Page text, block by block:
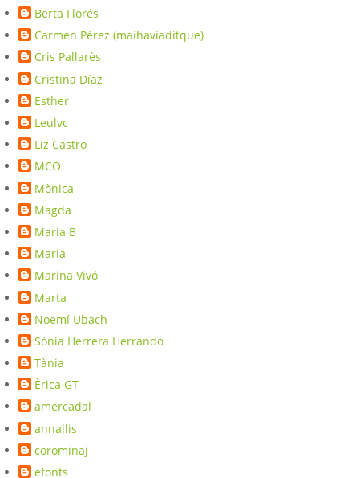
Berta Florés
Carmen Pérez (maihaviaditque)
Cris Pallarès
Cristina Díaz
Esther
Leulvc
Liz Castro
MCO
Mònica
Magda
Maria B
Maria
Marina Vivó
Marta
Noemí Ubach
Sònia Herrera Herrando
Tània
Èrica GT
amercadal
annallis
corominaj
efonts